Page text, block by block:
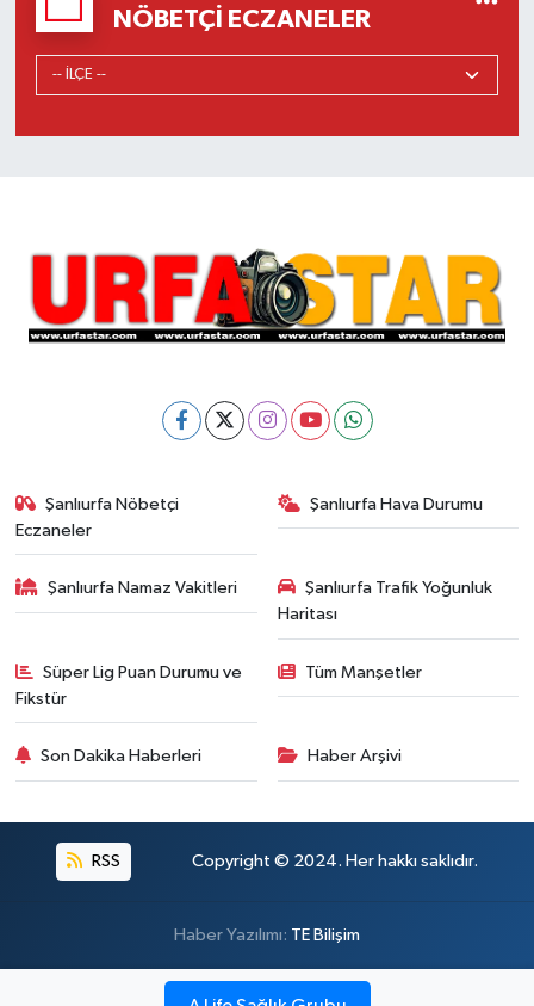
NÖBETÇI ECZANELER
Şanlıurfa Nöbetçi
Eczaneler
Şanlıurfa Hava Durumu
Şanlıurfa Namaz Vakitleri
Şanlıurfa Trafik Yoğunluk
Haritası
Süper Lig Puan Durumu ve
Fikstür
Tüm Manşetler
Son Dakika Haberleri Haber Arşivi
RSS Copyright © 2024. Her hakkı saklıdır.
Haber Yazılımı: TE Bilişim